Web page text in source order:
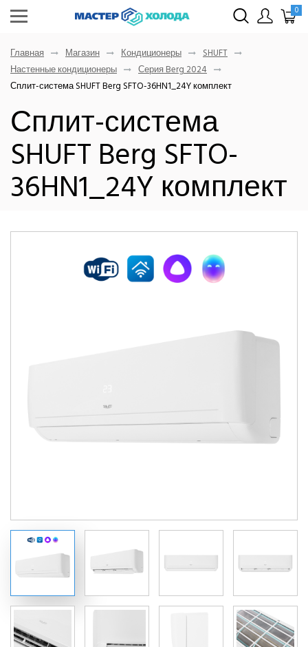
0
Главная Магазин Кондиционеры
SHUFT
Настенные кондиционеры
Серия Berg 2024
Сплит-система SHUFT Berg SFTO-36HN1_24Y комплект
Сплит-система
SHUFT Berg SFTO-
36HN1_24Y комплект